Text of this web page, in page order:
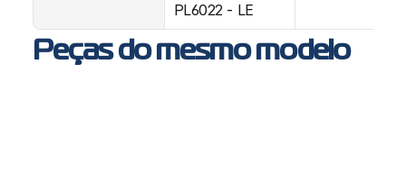
PL6022 - LE
Peças do mesmo modelo